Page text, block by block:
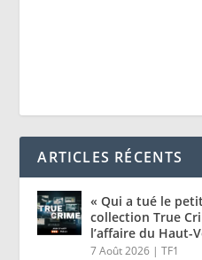
ARTICLES RÉCENTS
« Qui a tué le
collection True
l’affaire du Haut-
7 Août 2026 |TF1